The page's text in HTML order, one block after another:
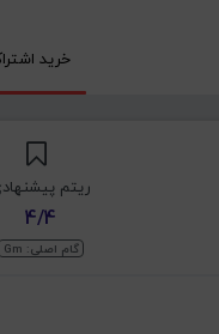
خرید
ریتم
4/4
گام اصلی: Gm